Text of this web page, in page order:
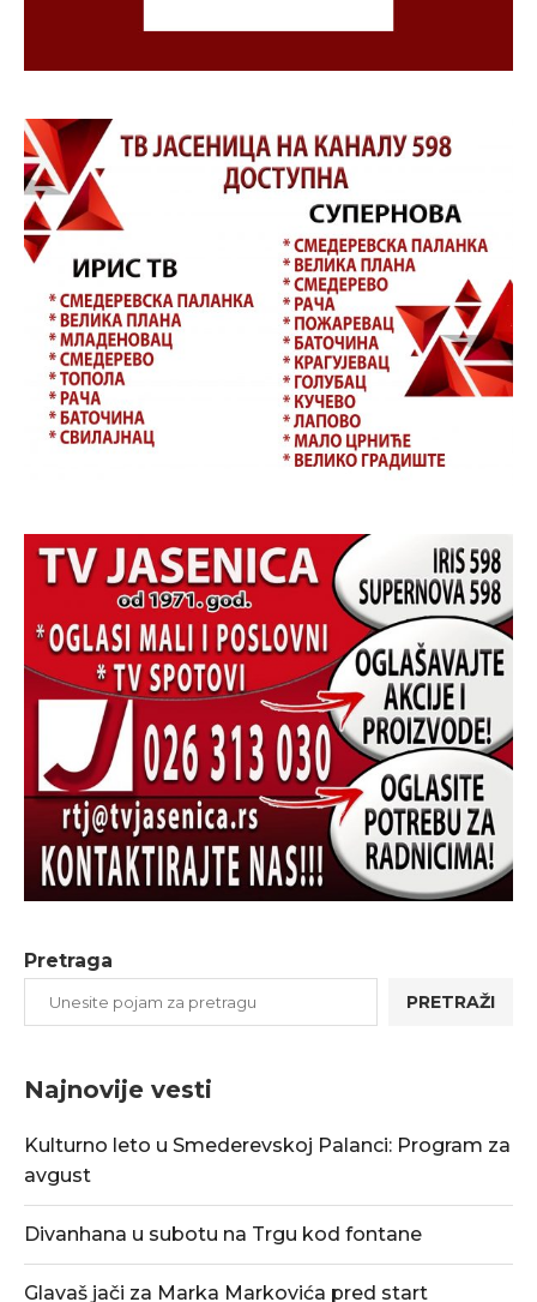
Pretraga
PRETRAŽI
Najnovije vesti
Kulturno leto u Smederevskoj Palanci: Program za
avgust
Divanhana u subotu na Trgu kod fontane
Glavaš jači za Marka Markovića pred start